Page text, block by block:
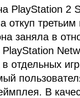
PlayStation 2
откуп
заняла в
отдельных
В